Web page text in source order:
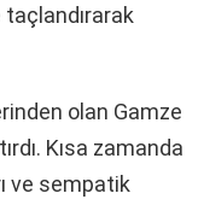
olan Gamze
Kısa zamanda
ve sempatik